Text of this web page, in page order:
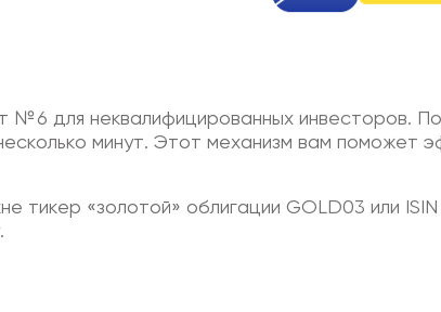
№ 6 для неквалифицированных инвесторов.
минут. Этот механизм вам поможет
тикер «золотой» облигации GOLD03 или